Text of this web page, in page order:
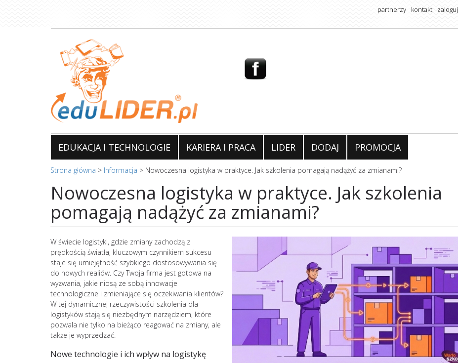
partnerzy kontakt zaloguj
EDUKACJA I TECHNOLOGIE KARIERA I PRACA LIDER DODAJ PROMOCJA
Strona główna > Informacja > Nowoczesna logistyka w praktyce. Jak szkolenia pomagają nadążyć za zmianami?
Nowoczesna logistyka w praktyce. Jak szkolenia
pomagają nadążyć za zmianami?
W świecie logistyki, gdzie zmiany zachodzą z
prędkością światła, kluczowym czynnikiem sukcesu
staje się umiejętność szybkiego dostosowywania się
do nowych realiów. Czy Twoja firma jest gotowa na
wyzwania, jakie niosą ze sobą innowacje
technologiczne i zmieniające się oczekiwania klientów?
W tej dynamicznej rzeczywistości szkolenia dla
logistyków stają się niezbędnym narzędziem, które
pozwala nie tylko na bieżąco reagować na zmiany, ale
także je wyprzedzać.
Nowe technologie i ich wpływ na logistykę